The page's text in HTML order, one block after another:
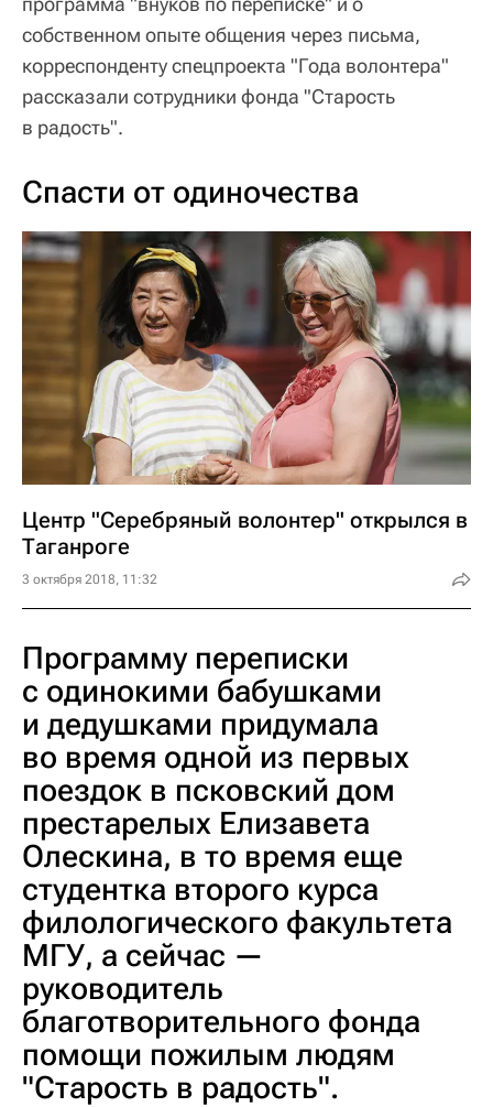
собственном опыте общения через письма,
корреспонденту спецпроекта "Года волонтера"
рассказали сотрудники фонда "Старость
в радость".
Спасти от одиночества
Центр "Серебряный волонтер" открылся в
Таганроге
3 октября 2018, 11:32
Программу переписки
с одинокими бабушками
и дедушками придумала
во время одной из первых
поездок в псковский дом
престарелых Елизавета
Олескина, в то время еще
студентка второго курса
филологического факультета
МГУ, а сейчас —
руководитель
благотворительного фонда
помощи пожилым людям
"Старость в радость".